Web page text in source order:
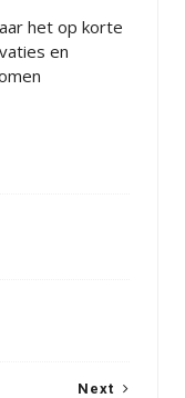
het op korte
en
Next